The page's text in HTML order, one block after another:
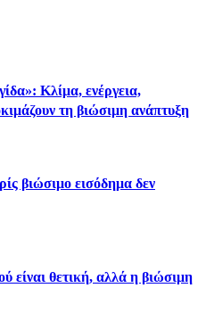
Κλίμα, ενέργεια,
τη βιώσιμη ανάπτυξη
βιώσιμο εισόδημα δεν
είναι θετική, αλλά η βιώσιμη